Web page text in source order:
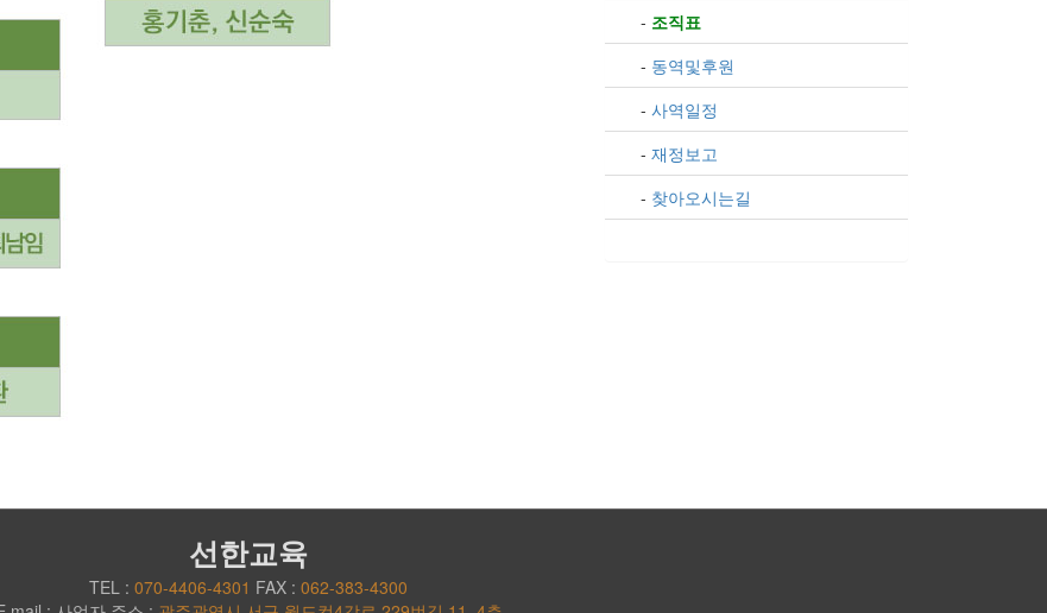
- 조직표
- 동역및후원
- 사역일정
- 재정보고
- 찾아오시는길
선한교육
TEL : 070-4406-4301 FAX : 062-383-4300